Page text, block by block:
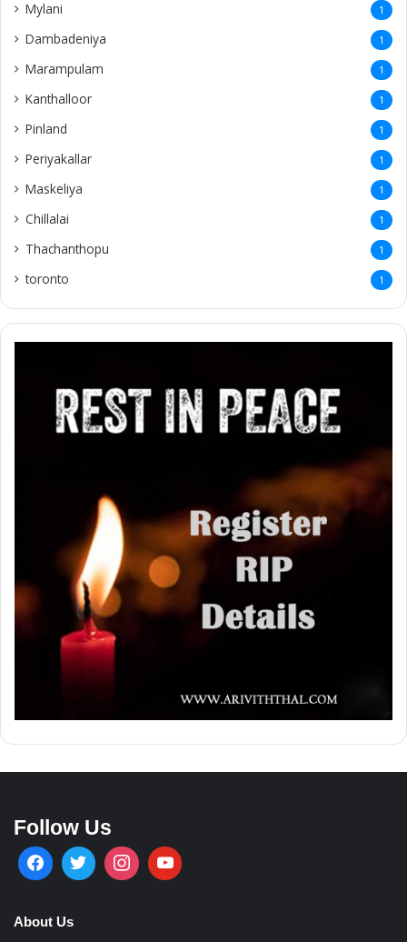
Mylani 1
Dambadeniya 1
Marampulam 1
Kanthalloor 1
Pinland 1
Periyakallar 1
Maskeliya 1
Chillalai 1
Thachanthopu 1
toronto 1
Follow Us
About Us